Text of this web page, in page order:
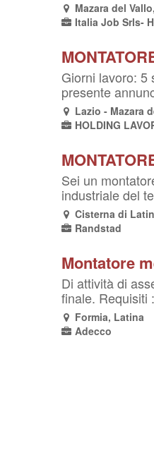
Mazara del
Italia Job Srls-
Giorni lavoro: 5
presente
Lazio - Mazara
HOLDING
Sei un
industriale del
Cisterna di
Randstad
Montatore
Di attività di
finale. Requisiti
Formia, Latina
Adecco